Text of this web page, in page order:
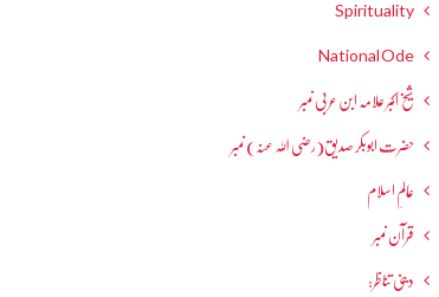
Spirituality
National Ode
شیخ اکبر علامہ ابن عربی نمبر
حضرت ابوبکر صدیق(رضی اللہ عنہ) نمبر
عالمِ اسلام
قرآن نمبر
دینی تناظر: